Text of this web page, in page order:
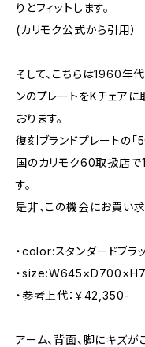
りとフィットします。
(カリモク公式から引用）
そして、こちらは1960年
ンのプレートをKチェア
おります。
復刻ブランドプレートの
国のカリモク60取扱店で
す。
是非、この機会にお買い求
・color:スタンダードブラ
・
・参考上代：￥42,350-
アーム、背面、脚にキズが